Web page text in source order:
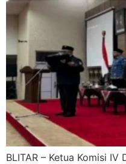
BLITAR – Ketua Komisi IV